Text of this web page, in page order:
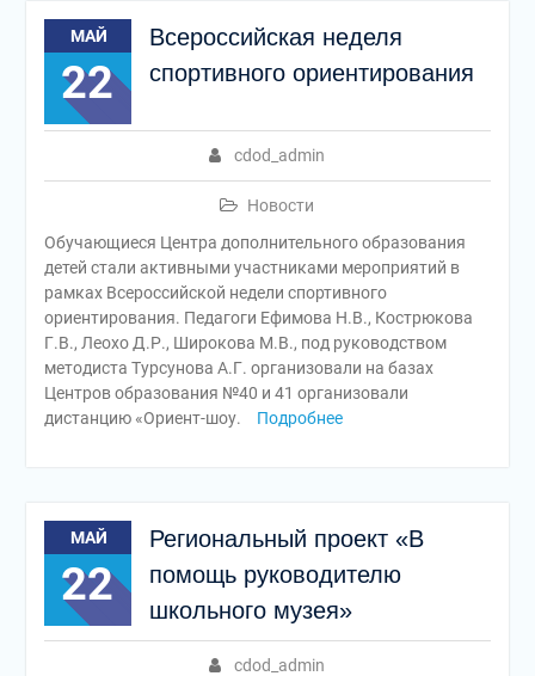
МАЙ
22
Всероссийская неделя
спортивного ориентирования
cdod_admin
Новости
Обучающиеся Центра дополнительного образования
детей стали активными участниками мероприятий в
рамках Всероссийской недели спортивного
ориентирования. Педагоги Ефимова Н.В., Кострюкова
Г.В., Леохо Д.Р., Широкова М.В., под руководством
методиста Турсунова А.Г. организовали на базах
Центров образования №40 и 41 организовали
дистанцию «Ориент-шоу.
Подробнее
МАЙ
22
Региональный проект «В
помощь руководителю
школьного музея»
cdod_admin